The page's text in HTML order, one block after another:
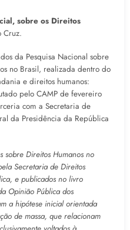
sobre os Direitos
Cruz.
da Pesquisa Nacional sobre
no Brasil, realizada dentro do
e direitos humanos:
pelo CAMP de fevereiro
com a Secretaria de
da Presidência da República
sobre Direitos Humanos no
Secretaria de Direitos
e publicados no livro
Opinião Pública dos
a hipótese inicial orientada
de massa, que relacionam